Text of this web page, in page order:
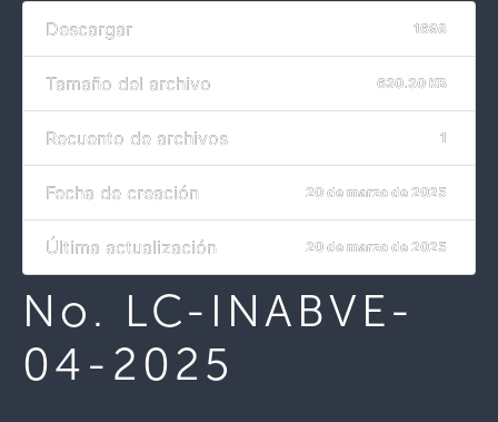
Descargar 1698
Tamaño del archivo 630.30 KB
Recuento de archivos 1
Fecha de creación 20 de marzo de 2025
Última actualización 20 de marzo de 2025
No. LC-INABVE-
04-2025